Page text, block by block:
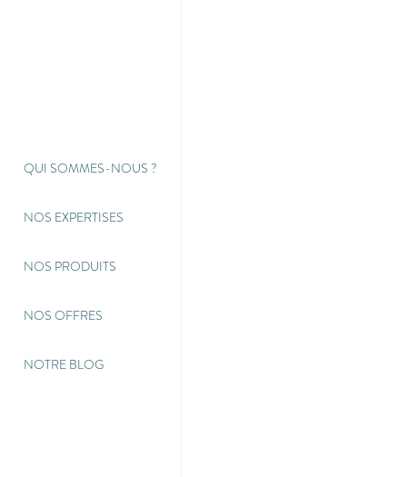
QUI SOMMES-NOUS ?
NOS EXPERTISES
NOS PRODUITS
NOS OFFRES
NOTRE BLOG